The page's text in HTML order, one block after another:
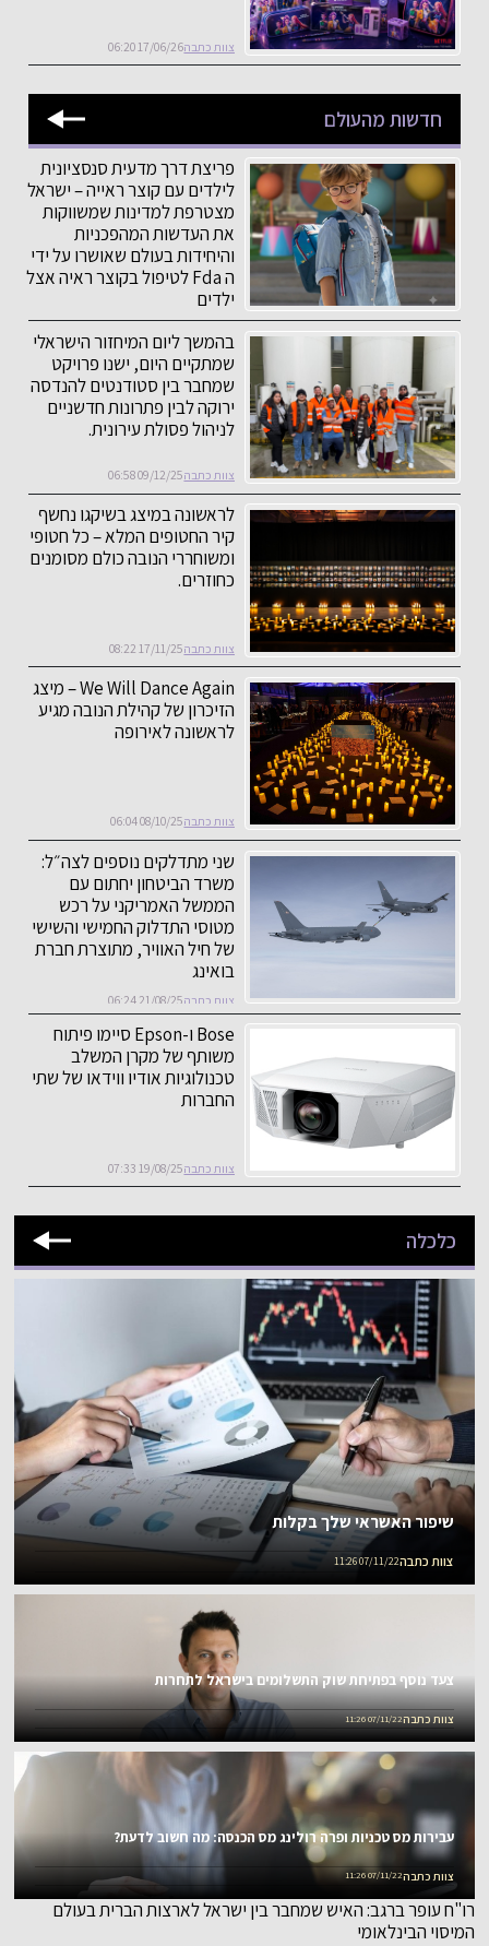
צוות כתבה17/06/26 06:20
חדשות מהעולם
פריצת דרך מדעית סנסציונית
לילדים עם קוצר ראייה – ישראל
מצטרפת למדינות שמשווקות
את העדשות המהפכניות
והיחידות בעולם שאושרו על ידי
ה Fda לטיפול בקוצר ראיה אצל
ילדים
בהמשך ליום המיחזור הישראלי
שמתקיים היום, ישנו פרויקט
שמחבר בין סטודנטים להנדסה
ירוקה לבין פתרונות חדשניים
לניהול פסולת עירונית.
צוות כתבה09/12/25 06:58
לראשונה במיצג בשיקגו נחשף
קיר החטופים המלא – כל חטופי
ומשוחררי הנובה כולם מסומנים
כחוזרים.
צוות כתבה17/11/25 08:22
We Will Dance Again – מיצג
הזיכרון של קהילת הנובה מגיע
לראשונה לאירופה
צוות כתבה08/10/25 06:04
שני מתדלקים נוספים לצה״ל:
משרד הביטחון יחתום עם
הממשל האמריקני על רכש
מטוסי התדלוק החמישי והשישי
של חיל האוויר, מתוצרת חברת
בואינג
צוות כתבה21/08/25 06:24
Bose ו-Epson סיימו פיתוח
משותף של מקרן המשלב
טכנולוגיות אודיו ווידאו של שתי
החברות
צוות כתבה19/08/25 07:33
כלכלה
שיפור האשראי שלך בקלות
צוות כתבה07/11/22 11:26
צעד נוסף בפתיחת שוק התשלומים בישראל לתחרות
צוות כתבה07/11/22 11:26
עבירות מס טכניות ופרה רולינג מס הכנסה: מה חשוב לדעת?
צוות כתבה07/11/22 11:26
רו"ח עופר ברגב: האיש שמחבר בין ישראל לארצות הברית בעולם
המיסוי הבינלאומי